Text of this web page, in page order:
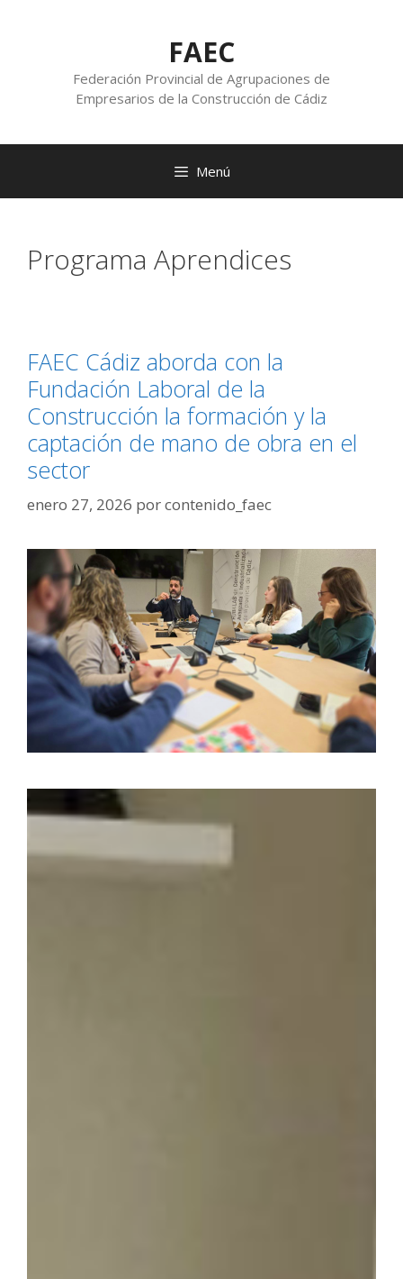
FAEC
Federación Provincial de Agrupaciones de
Empresarios de la Construcción de Cádiz
Menú
Programa Aprendices
FAEC Cádiz aborda con la
Fundación Laboral de la
Construcción la formación y la
captación de mano de obra en el
sector
enero 27, 2026 porcontenido_faec